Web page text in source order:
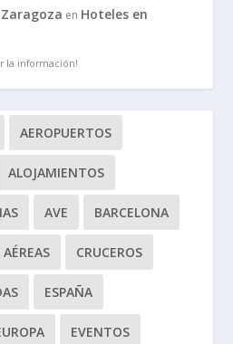
en Hoteles en
la información!
AEROPUERTOS
ALOJAMIENTOS
AVE BARCELONA
CRUCEROS
ESPAÑA
EVENTOS